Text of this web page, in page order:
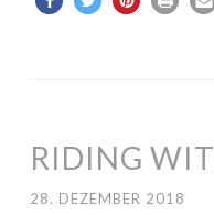
RIDING
28. DEZEMBER 2018